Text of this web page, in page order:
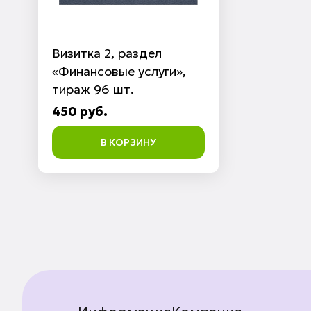
Визитка 2, раздел
«Финансовые услуги»,
тираж 96 шт.
450 руб.
В КОРЗИНУ